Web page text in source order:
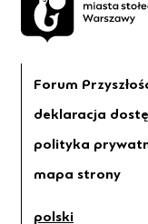
Forum
deklaracja
polityka
mapa strony
polski